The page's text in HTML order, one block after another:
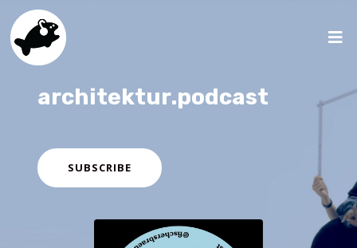
architektur.podcast
SUBSCRIBE